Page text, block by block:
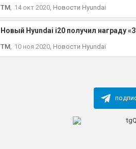
TM, 14 окт 2020, Новости Hyundai
Новый Hyundai i20 получил награду
TM, 10 ноя 2020, Новости Hyundai